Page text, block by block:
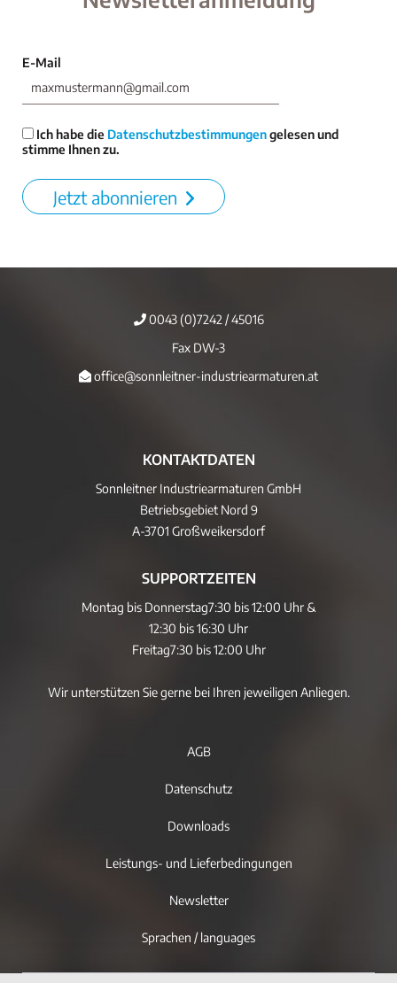
E-Mail
Ich habe die Datenschutzbestimmungengelesen und
stimme Ihnen zu.
Jetzt abonnieren
0043 (0)7242 / 45016
Fax DW-3
office@sonnleitner-industriearmaturen.at
KONTAKTDATEN
Sonnleitner Industriearmaturen GmbH
Betriebsgebiet Nord 9
A-3701 Großweikersdorf
SUPPORTZEITEN
Montag bis Donnerstag7:30 bis 12:00 Uhr &
12:30 bis 16:30 Uhr
Freitag7:30 bis 12:00 Uhr
Wir unterstützen Sie gerne bei Ihren jeweiligen Anliegen.
AGB
Datenschutz
Downloads
Leistungs- und Lieferbedingungen
Newsletter
Sprachen / languages